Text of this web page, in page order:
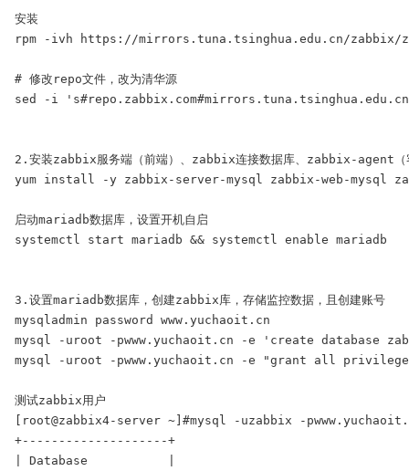
安装
rpm -ivh https://mirrors.tuna.tsinghua.edu.cn/zabbix/
# 修改repo文件，改为清华源
sed -i
2.安装zabbix服务端（前端）、zabbix连接数据库、zabbix-agent（
yum install -y zabbix-server-mysql zabbix-web-mysql
启动mariadb数据库，设置开机自启
systemctl start mariadb && systemctl enable mariadb
3.设置mariadb数据库，创建zabbix库，存储监控数据，且创建账号
mysqladmin password www.yuchaoit.cn
mysql -uroot -pwww.yuchaoit.cn -e 'create database
mysql -uroot -pwww.yuchaoit.cn -e "grant all
测试zabbix用户
[root@zabbix4-server ~]#mysql -uzabbix -
+--------------------+
| Database           |